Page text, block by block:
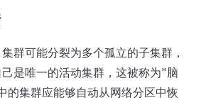
群可能分裂为多个孤立的子集群，
是唯一的活动集群，这被称为"脑
的集群应能够自动从网络分区中恢